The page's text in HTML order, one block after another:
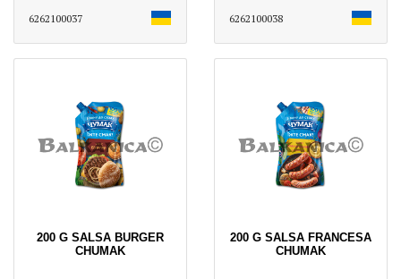
6262100037 6262100038
200 G SALSA BURGER
CHUMAK
200 G SALSA FRANCESA
CHUMAK